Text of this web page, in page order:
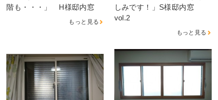
階も・・・」 H様邸内窓
もっと見る
しみです！」S様邸内窓
vol.2
もっと見る